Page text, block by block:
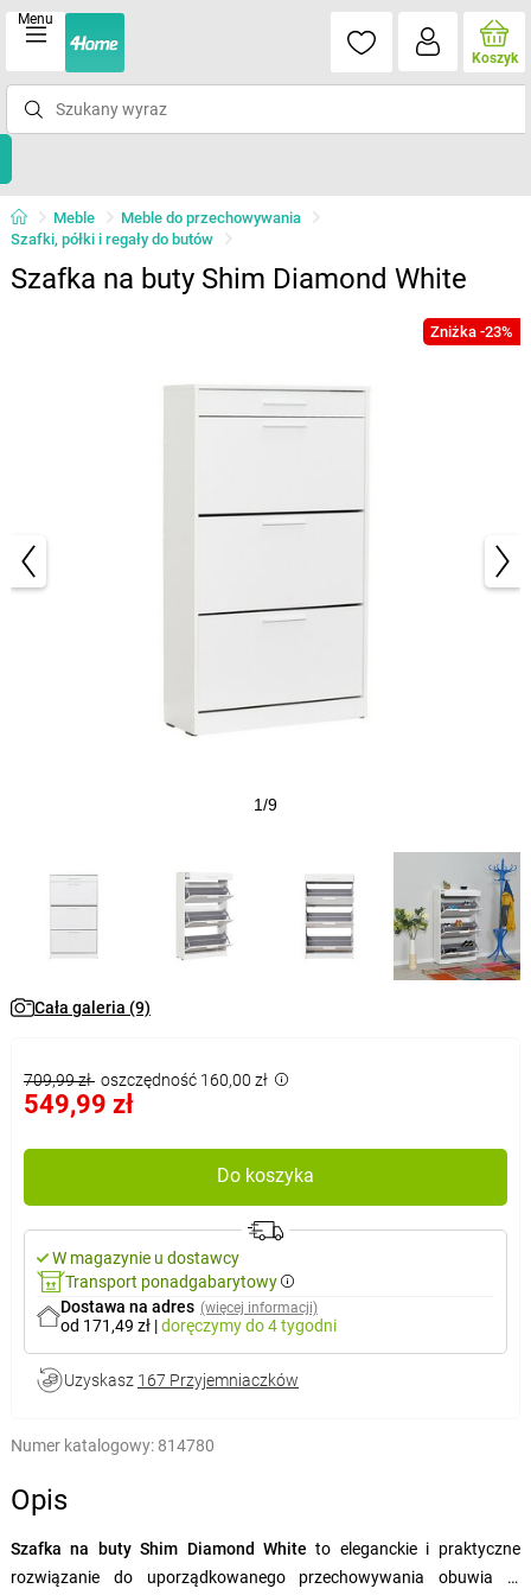
Menu
Koszyk
Meble
Meble do przechowywania
Szafki, półki i regały do butów
Szafka na buty Shim Diamond White
Zniżka -23%
1/9
Cała galeria (9)
709,99 zł oszczędność 160,00 zł
549,99 zł
Do koszyka
W magazynie u dostawcy
Transport ponadgabarytowy
Dostawa na adres (więcej informacji)
od 171,49 zł |doręczymydo 4 tygodni
Uzyskasz 167 Przyjemniaczków
Numer katalogowy: 814780
Opis
Szafka na buty Shim Diamond White to eleganckie i praktyczne
rozwiązanie do uporządkowanego przechowywania obuwia w